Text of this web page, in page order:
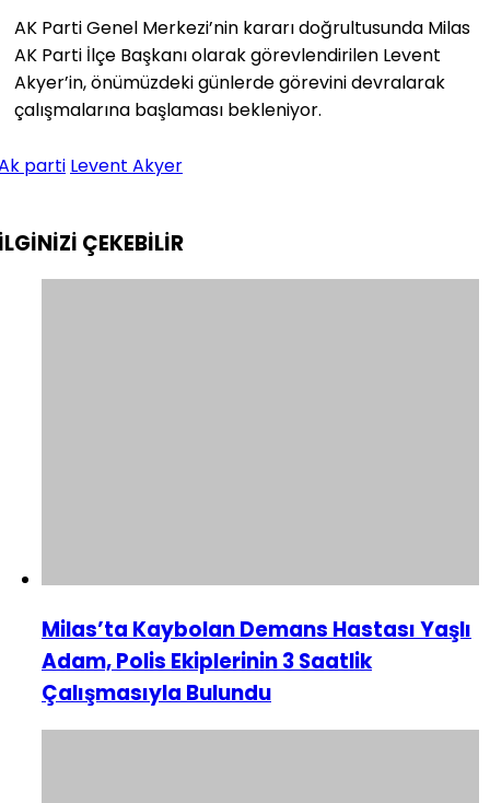
AK Parti Genel Merkezi’nin kararı doğrultusunda Milas
AK Parti İlçe Başkanı olarak görevlendirilen Levent
Akyer’in, önümüzdeki günlerde görevini devralarak
çalışmalarına başlaması bekleniyor.
parti Levent Akyer
ÇEKEBİLİR
Milas’ta Kaybolan Demans Hastası Yaşlı
Adam, Polis Ekiplerinin 3 Saatlik
Çalışmasıyla Bulundu